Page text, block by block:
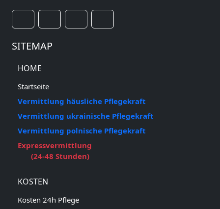
SITEMAP
HOME
Startseite
Vermittlung häusliche Pflegekraft
Vermittlung ukrainische Pflegekraft
Vermittlung polnische Pflegekraft
Expressvermittlung
(24-48 Stunden)
KOSTEN
Kosten 24h Pflege